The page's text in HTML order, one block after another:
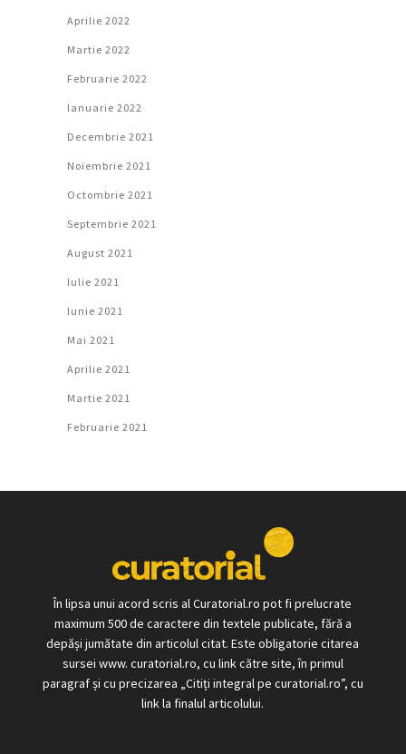
Aprilie 2022
Martie 2022
Februarie 2022
Ianuarie 2022
Decembrie 2021
Noiembrie 2021
Octombrie 2021
Septembrie 2021
August 2021
Iulie 2021
Iunie 2021
Mai 2021
Aprilie 2021
Martie 2021
Februarie 2021
În lipsa unui acord scris al Curatorial.ro pot fi prelucrate
maximum 500 de caractere din textele publicate, fără a
depăși jumătate din articolul citat. Este obligatorie citarea
sursei www. curatorial.ro, cu link către site, în primul
paragraf și cu precizarea „Citiți integral pe curatorial.ro”, cu
link la finalul articolului.